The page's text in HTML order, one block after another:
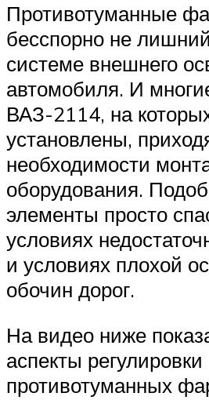
Противотуманные
бесспорно не
системе внешнего
автомобиля. И
ВАЗ-2114, на
установлены,
необходимости
оборудования.
элементы просто
условиях
и условиях плохой
обочин дорог.
На видео ниже
аспекты регулировки
противотуманных